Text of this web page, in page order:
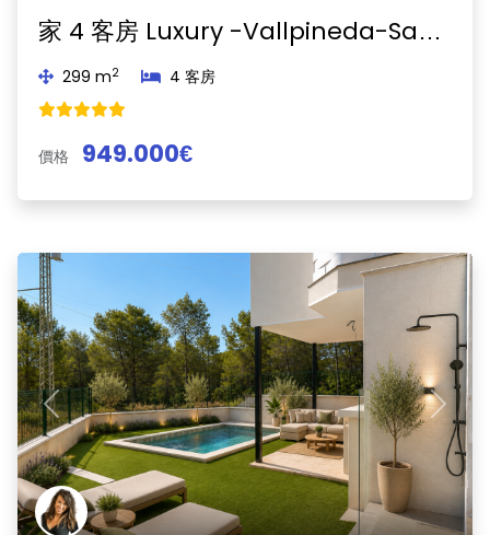
家 4 客房 Luxury -Vallpineda-Sant Pere de Ribes
299 m2 4 客房
價格 949.000€
Previous Next